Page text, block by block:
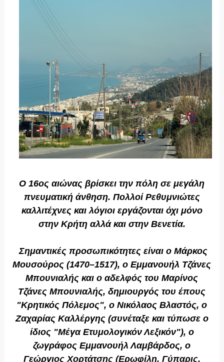
Ο 16ος αιώνας βρίσκει την πόλη σε μεγάλη
πνευματική άνθηση. Πολλοί Ρεθυμνιώτες
καλλιτέχνες και λόγιοι εργάζονται όχι μόνο
στην Κρήτη αλλά και στην Βενετία.
Σημαντικές προσωπικότητες είναι ο Μάρκος
Μουσούρος (1470–1517), ο Εμμανουήλ Τζάνες
Μπουνιαλής και ο αδελφός του Μαρίνος
Τζάνες Μπουνιαλής, δημιουργός του έπους
"Κρητικός Πόλεμος", ο Νικόλαος Βλαστός, ο
Ζαχαρίας Καλλέργης (συνέταξε και τύπωσε ο
ίδιος "Μέγα Ετυμολογικόν Λεξικόν"), ο
ζωγράφος Εμμανουήλ Λαμβάρδος, ο
Γεώργιος Χορτάτσης (Ερωφίλη, Γύπαρις,